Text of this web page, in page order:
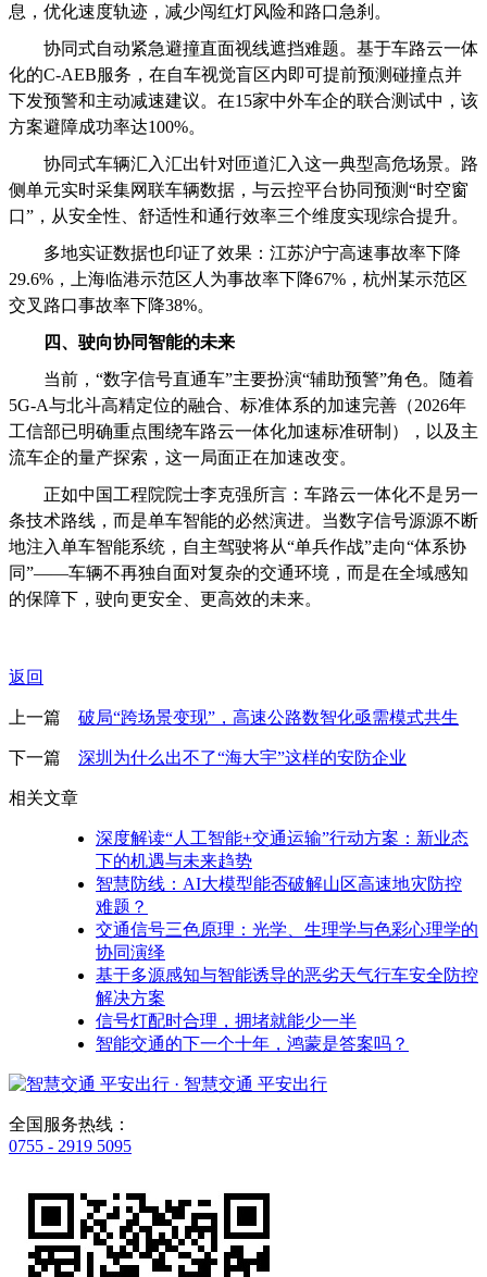
息，优化速度轨迹，减少闯红灯风险和路口急刹。
协同式自动紧急避撞直面视线遮挡难题。基于车路云一体
化的C-AEB服务，在自车视觉盲区内即可提前预测碰撞点并
下发预警和主动减速建议。在15家中外车企的联合测试中，该
方案避障成功率达100%。
协同式车辆汇入汇出针对匝道汇入这一典型高危场景。路
侧单元实时采集网联车辆数据，与云控平台协同预测“时空窗
口”，从安全性、舒适性和通行效率三个维度实现综合提升。
多地实证数据也印证了效果：江苏沪宁高速事故率下降
29.6%，上海临港示范区人为事故率下降67%，杭州某示范区
交叉路口事故率下降38%。
四、驶向协同智能的未来
当前，“数字信号直通车”主要扮演“辅助预警”角色。随着
5G-A与北斗高精定位的融合、标准体系的加速完善（2026年
工信部已明确重点围绕车路云一体化加速标准研制），以及主
流车企的量产探索，这一局面正在加速改变。
正如中国工程院院士李克强所言：车路云一体化不是另一
条技术路线，而是单车智能的必然演进。当数字信号源源不断
地注入单车智能系统，自主驾驶将从“单兵作战”走向“体系协
同”——车辆不再独自面对复杂的交通环境，而是在全域感知
的保障下，驶向更安全、更高效的未来。
返回
上一篇 破局“跨场景变现”，高速公路数智化亟需模式共生
下一篇 深圳为什么出不了“海大宇”这样的安防企业
相关文章
深度解读“人工智能+交通运输”行动方案：新业态
下的机遇与未来趋势
智慧防线：AI大模型能否破解山区高速地灾防控
难题？
交通信号三色原理：光学、生理学与色彩心理学的
协同演绎
基于多源感知与智能诱导的恶劣天气行车安全防控
解决方案
信号灯配时合理，拥堵就能少一半
智能交通的下一个十年，鸿蒙是答案吗？
· 智慧交通 平安出行
全国服务热线：
0755 - 2919 5095